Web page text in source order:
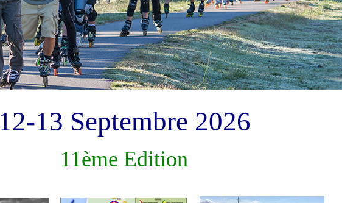
12-13 Septembre 2026
11ème Edition